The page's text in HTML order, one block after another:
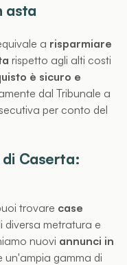
asta
a risparmiare
rispetto agli alti costi
è sicuro e
dal Tribunale a
per conto del
di Caserta:
trovare case
diversa metratura e
nuovi annunci in
un'ampia gamma di